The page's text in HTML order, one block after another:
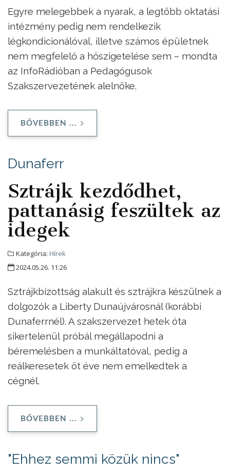
Egyre melegebbek a nyarak, a legtöbb oktatási
intézmény pedig nem rendelkezik
légkondicionálóval, illetve számos épületnek
nem megfelelő a hőszigetelése sem – mondta
az InfoRádióban a Pedagógusok
Szakszervezetének alelnöke.
BŐVEBBEN ...
Dunaferr
Sztrájk kezdődhet,
pattanásig feszültek az
idegek
Kategória: Hírek
2024.05.26. 11:26
Sztrájkbizottság alakult és sztrájkra készülnek a
dolgozók a Liberty Dunaújvárosnál (korábbi
Dunaferrnél). A szakszervezet hetek óta
sikertelenül próbál megállapodni a
béremelésben a munkáltatóval, pedig a
reálkeresetek öt éve nem emelkedtek a
cégnél.
BŐVEBBEN ...
"Ehhez semmi közük nincs"